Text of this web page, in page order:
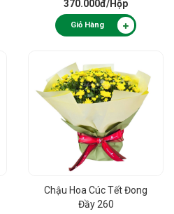
370.000đ/Hộp
Giỏ Hàng
Chậu Hoa Cúc Tết Đong
Đầy 260